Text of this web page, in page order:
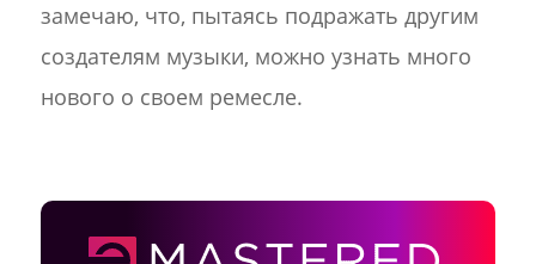
замечаю, что, пытаясь подражать другим
создателям музыки, можно узнать много
нового о своем ремесле.